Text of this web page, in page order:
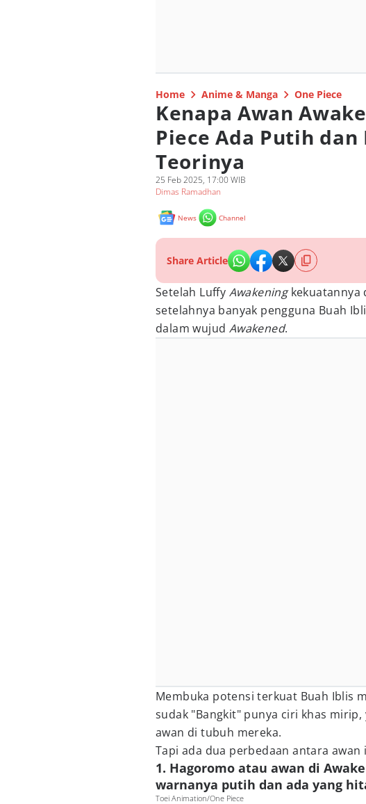
Home Anime & Manga One Piece
Kenapa Awan
Piece Ada Putih
Teorinya
25 Feb 2025, 17:00 WIB
Dimas Ramadhan
News Channel
Share Article
Setelah Luffy Awakeningkekuatannya
setelahnya banyak pengguna Buah
dalam wujud Awakened.
Membuka potensi terkuat Buah Iblis
sudak "Bangkit" punya ciri khas
awan di tubuh mereka.
Tapi ada dua perbedaan antara awan
1. Hagoromo atau awan di
warnanya putih dan ada yang
Toei Animation/One Piece